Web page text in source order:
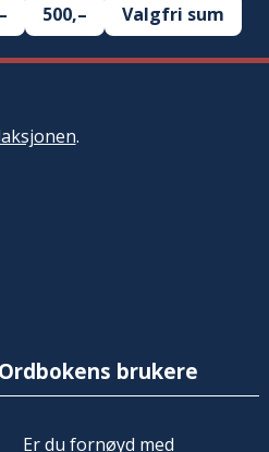
500,– Valgfri sum
.
Ordbokens brukere
Er du fornøyd med